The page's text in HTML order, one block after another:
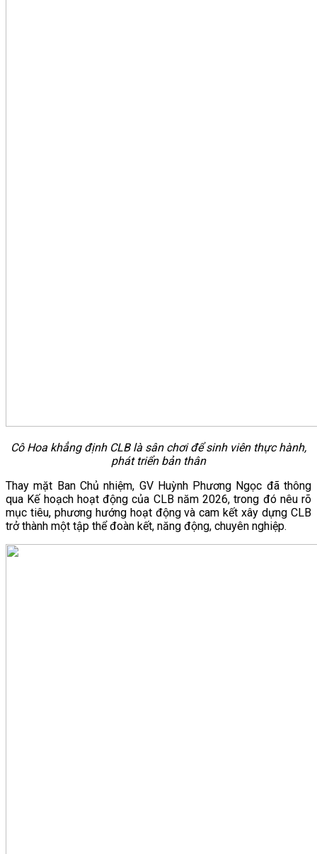
Cô Hoa khẳng định CLB là sân chơi để sinh viên thực hành,
phát triển bản thân
Thay mặt Ban Chủ nhiệm, GV Huỳnh Phương Ngọc đã thông
qua Kế hoạch hoạt động của CLB năm 2026, trong đó nêu rõ
mục tiêu, phương hướng hoạt động và cam kết xây dựng CLB
trở thành một tập thể đoàn kết, năng động, chuyên nghiệp.